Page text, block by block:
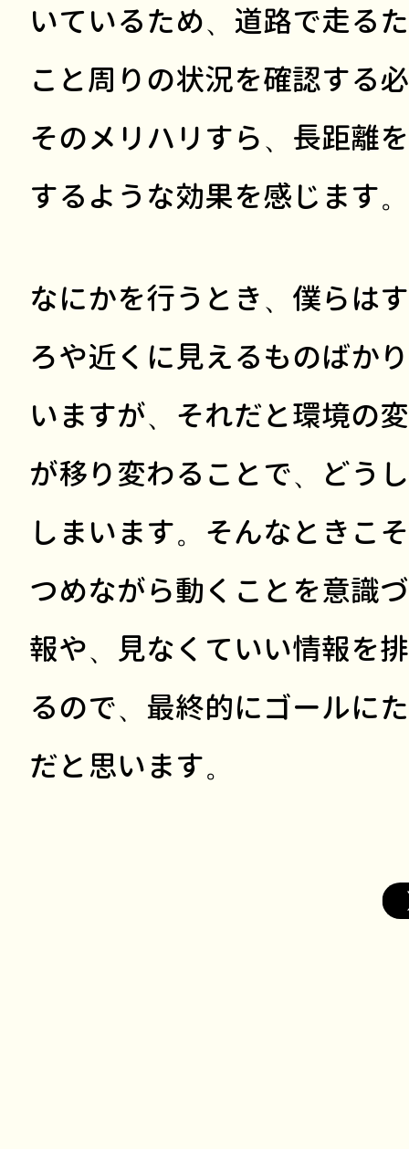
いているため、道路で走る
こと周りの状況を確認する
そのメリハリすら、長距離
するような効果を感じます。
なにかを行うとき、僕らは
ろや近くに見えるものばか
いますが、それだと環境の
が移り変わることで、どう
しまいます。そんなときこ
つめながら動くことを意識
報や、見なくていい情報を
るので、最終的にゴールに
だと思います。